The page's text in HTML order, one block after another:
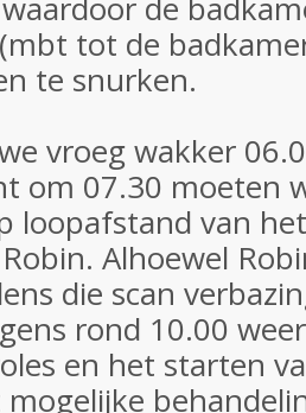
tot de
te snurken.
vroeg wakker
om 07.30 moeten
loopafstand van
Alhoewel
die scan
rond 10.00
en het starten